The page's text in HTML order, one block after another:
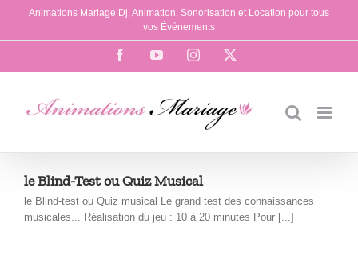
Passer
contenu
Animations Mariage Dj, Animation, Sonorisation et Location pour tous
vos Événements
FacebookYouTubeInstagram
le Blind-Test ou Quiz Musical
le Blind-test ou Quiz musical Le grand test des connaissances
musicales... Réalisation du jeu : 10 à 20 minutes Pour [...]